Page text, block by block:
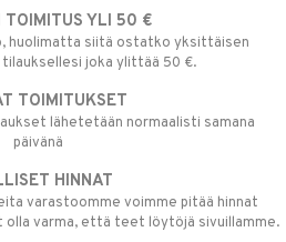
TOIMITUS YLI 50 €
huolimatta siitä ostatko yksittäisen
joka ylittää 50 €.
TOIMITUKSET
lähetetään normaalisti samana
päivänä
HINNAT
varastoomme voimme pitää hinnat
olla varma, että teet löytöjä sivuillamme.